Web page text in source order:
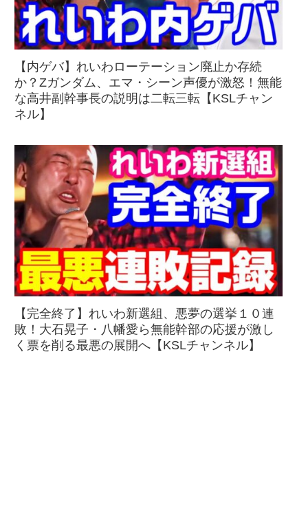
【内ゲバ】れいわローテーション廃止か存続
か？Zガンダム、エマ・シーン声優が激怒！無能
な高井副幹事長の説明は二転三転【KSLチャン
ネル】
【完全終了】れいわ新選組、悪夢の選挙１０連
敗！大石晃子・八幡愛ら無能幹部の応援が激し
く票を削る最悪の展開へ【KSLチャンネル】